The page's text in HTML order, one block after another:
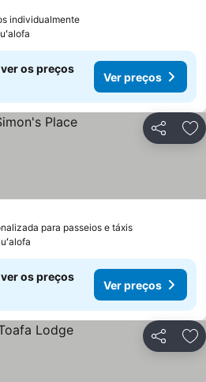
individualmenteVer preços
os preços
Ver preços
Partilhar
para passeios e táxisVer preços
os preços
Ver preços
Partilhar